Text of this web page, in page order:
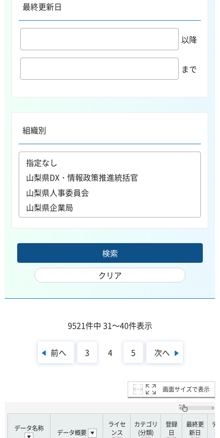
最終更新日
以降
まで
組織別
9521件中 31～40件表示
前へ 3 4 5 次へ
画面サイズで表示
データ名称 データ概要
ライセ
ンス
カテゴリ
(分類)
登録
日
最終更
新日
デ